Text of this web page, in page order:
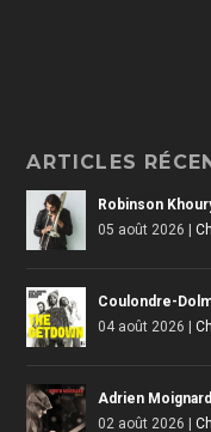
ARTICLES
Robinson
05 août 2026
|
Coulondre-
04 août 2026
|
Adrien
02 août 2026
|